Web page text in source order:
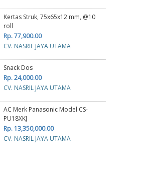
DUNIA A3
Kertas Continous Form
Kertas Struk, 75x65x12 mm, @10
roll
Rp. 77,900.00
CV. NASRIL JAYA UTAMA
Snack Dos
Rp. 24,000.00
CV. NASRIL JAYA UTAMA
AC Merk Panasonic Model CS-
PU18XKJ
Rp. 13,350,000.00
CV. NASRIL JAYA UTAMA